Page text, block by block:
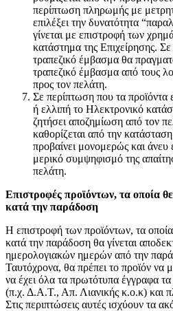
περίπτωση πληρωμής με
επιλέξει την δυνατότητα
γίνεται με επιστροφή των
κατάστημα της Επιχείρησης.
τραπεζικό έμβασμα θα
τραπεζικό έμβασμα από τους
προς τον πελάτη.
Σε περίπτωση που τα προϊόντα
ή ελλιπή το Ηλεκτρονικό
ζητήσει αποζημίωση από τον
καθορίζεται από την
προβαίνει μονομερώς και άνευ
μερικό συμψηφισμό της
πελάτη.
Επιστροφές προϊόντων, τα οποία
κατά την παράδοση
Η επιστροφή των προϊόντων, τα
κατά την παράδοση θα γίνεται
ημερολογιακών ημερών από την
Ταυτόχρονα, θα πρέπει το προϊόν να
να έχει όλα τα πρωτότυπα έγγραφα
(π.χ. Δ.Α.Τ., Απ. Λιανικής κ.ο.κ) και
Στις περιπτώσεις αυτές ισχύουν τα